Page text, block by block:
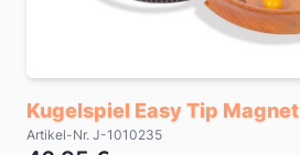
Kugelspiel Easy Tip Magnet
Artikel-Nr. J-1010235